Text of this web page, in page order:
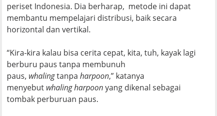
periset Indonesia. Dia berharap, metode ini dapat
membantu mempelajari distribusi, baik secara
horizontal dan vertikal.
“Kira-kira kalau bisa cerita cepat, kita, tuh, kayak lagi
berburu paus tanpa membunuh
paus, whalingtanpaharpoon,” katanya
menyebut whaling harpoonyang dikenal sebagai
tombak perburuan paus.